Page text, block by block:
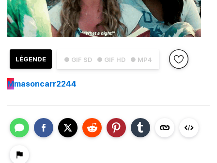
● GIF SD ● GIF HD ● MP4
LÉGENDE
Mmasoncarr2244